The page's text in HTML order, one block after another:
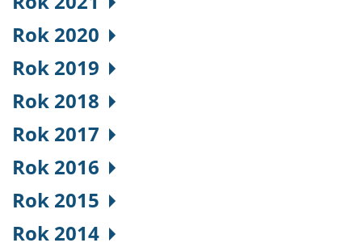
Rok 2020
Rok 2019
Rok 2018
Rok 2017
Rok 2016
Rok 2015
Rok 2014